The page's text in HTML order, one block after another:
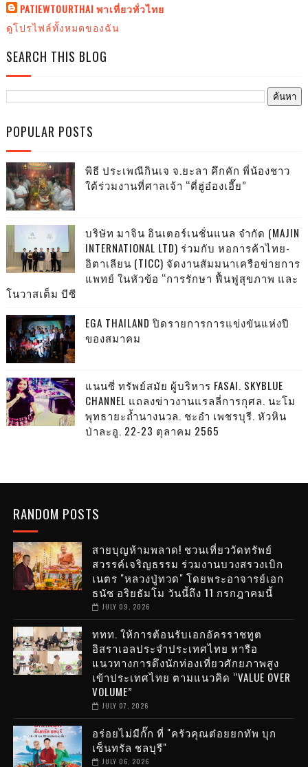
PATIEWTOURTHAI พาเที่ยวทั่วไทย
ดูโปรไฟล์ทั้งหมดของฉัน
SEARCH THIS BLOG
POPULAR POSTS
พิธี ประเพณีกินเจ จ.ยะลา คึกคัก พี่น้องชาว
ใต้ร่วมงานที่ศาลเจ้า “ตี่ฮู่อ๋องเอี๊ย”
บริษัท มาจิน อินเตอร์เนชั่นแนล จำกัด (MAJIN
INTERNATIONAL LTD) ร่วมกับ หอการค้าไทย-
อิตาเลียน (TICC) จัดงานสัมมนาเครือข่ายการ
แพทย์ ในหัวข้อ “การรักษา ฟื้นฟูสุขภาพ และ
โนวาสเต็ม บีซี
EGA THAILAND ปิดรายการการแข่งขันแห่งปี
ของสมาคม
แนนซี่ ทรัพย์สมัย ผู้บริหาร FASAI. SKYBLUE
CHANNEL แถลงข่าวงานแรลลี่การกุศล. นะโม
พุทธายะถ้ำนางนวล. ชะอำ เพชรบุรี. หัวหิน
ป่าละอู. 22-23 ตุลาคม 2565
RANDOM POSTS
สายบุญห้ามพลาด! ชวนเที่ยววัดทรัพย์
สวรรค์เจริญธรรม ร่วมงานบวงสรวงเบิก
เนตร "หลวงปู่ทวด" โดยพระอาจารย์เอก
ธนัช อริยธัมโม วันนี้ถึง 11 กรกฎาคมนี้
JULY 09, 2026
ททท. ให้การต้อนรับเอกอัครราชทูต
อิสราเอลประจำประเทศไทย หารือ
แนวทางการดึงนักท่องเที่ยวศักยภาพสูง
เข้าประเทศไทย ตามแนวคิด “VALUE OVER
VOLUME”
JULY 07, 2026
อร่อยไม่มีกั๊ก ที่ "ครัวคุณต๋อยยกทัพ บุก
เซ็นทรัล ชลบุรี"
JULY 06, 2026